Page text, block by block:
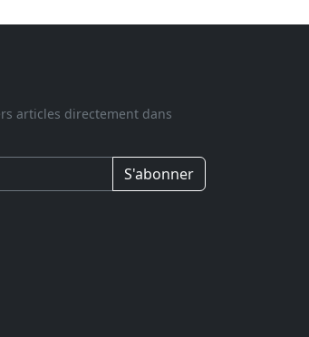
articles directement dans
S'abonner